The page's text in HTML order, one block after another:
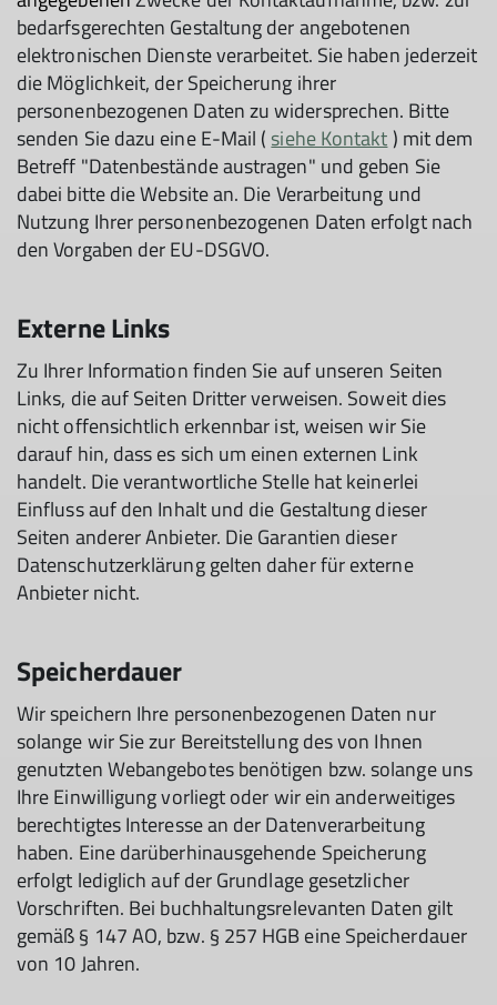
bedarfsgerechten Gestaltung der angebotenen
elektronischen Dienste verarbeitet. Sie haben jederzeit
die Möglichkeit, der Speicherung ihrer
personenbezogenen Daten zu widersprechen. Bitte
senden Sie dazu eine E-Mail ( siehe Kontakt ) mit dem
Betreff "Datenbestände austragen" und geben Sie
dabei bitte die Website an. Die Verarbeitung und
Nutzung Ihrer personenbezogenen Daten erfolgt nach
den Vorgaben der EU-DSGVO.
Externe Links
Zu Ihrer Information finden Sie auf unseren Seiten
Links, die auf Seiten Dritter verweisen. Soweit dies
nicht offensichtlich erkennbar ist, weisen wir Sie
darauf hin, dass es sich um einen externen Link
handelt. Die verantwortliche Stelle hat keinerlei
Einfluss auf den Inhalt und die Gestaltung dieser
Seiten anderer Anbieter. Die Garantien dieser
Datenschutzerklärung gelten daher für externe
Anbieter nicht.
Speicherdauer
Wir speichern Ihre personenbezogenen Daten nur
solange wir Sie zur Bereitstellung des von Ihnen
genutzten Webangebotes benötigen bzw. solange uns
Ihre Einwilligung vorliegt oder wir ein anderweitiges
berechtigtes Interesse an der Datenverarbeitung
haben. Eine darüberhinausgehende Speicherung
erfolgt lediglich auf der Grundlage gesetzlicher
Vorschriften. Bei buchhaltungsrelevanten Daten gilt
gemäß § 147 AO, bzw. § 257 HGB eine Speicherdauer
von 10 Jahren.